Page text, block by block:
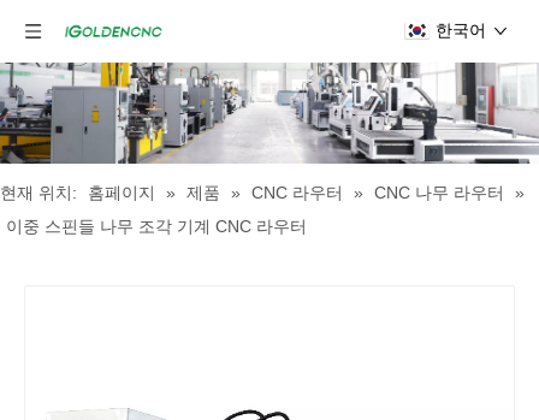
한국어
현재 위치: 홈페이지 » 제품 » CNC 라우터 » CNC 나무 라우터
»
이중 스핀들 나무 조각 기계 CNC 라우터